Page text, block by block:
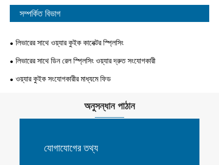
সম্পর্কিত বিভাগ
লিভারের সাথে ওয়্যার কুইক কানেক্টর স্প্লিসিং
লিভারের সাথে ডিন রেল স্প্লিসিং ওয়্যার দ্রুত সংযোগকারী
ওয়্যার কুইক সংযোগকারীর মাধ্যমে ফিড
অনুসন্ধান পাঠান
যোগাযোগের তথ্য